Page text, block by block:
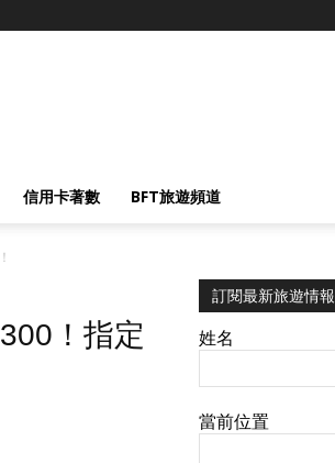
信用卡著數 BFT旅遊頻道
！指定
訂閱最新旅遊情報
姓名
當前位置